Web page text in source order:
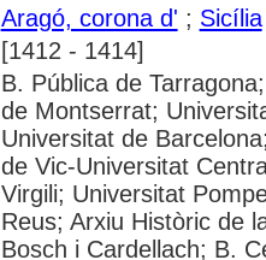
Aragó, corona d' ; Sicília
[1412 - 1414]
B. Pública de
de Montserrat;
Universitat de
de Vic-Universitat
Virgili; Universitat
Reus; Arxiu Històric de
Bosch i Cardellach; B.